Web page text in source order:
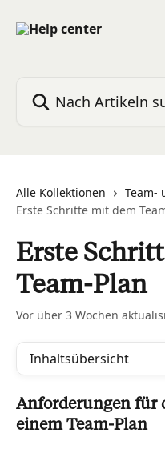
Alle Kollektionen
Team-
Erste Schritte mit dem
Erste
Team-Plan
Vor über 3 Wochen
Inhaltsübersicht
Anforderungen für
einem Team-Plan